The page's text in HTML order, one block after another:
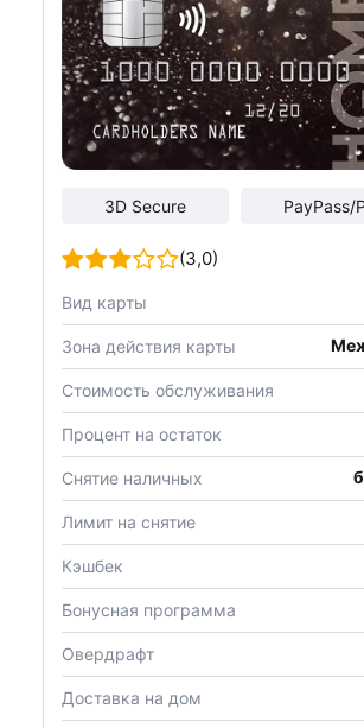
3D Secure PayPass/
(3,0)
Вид карты
Зона действия карты
Стоимость обслуживания
Процент на остаток
Снятие наличных
Лимит на снятие
Кэшбек
Бонусная программа
Овердрафт
Доставка на дом